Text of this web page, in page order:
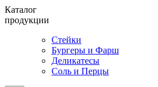
Каталог
продукции
Стейки
Бургеры и Фарш
Деликатесы
Соль и Перцы